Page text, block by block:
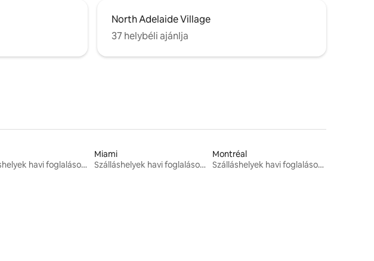
North Adelaide Village
37 helybéli ajánlja
Szálláshelyek havi foglalásokhoz
Miami
Szálláshelyek havi foglalásokhoz
Montréal
Szálláshelyek havi foglalásokhoz